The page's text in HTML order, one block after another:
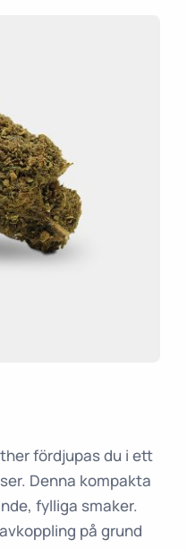
fördjupas du i ett
Denna kompakta
fylliga smaker.
på grund